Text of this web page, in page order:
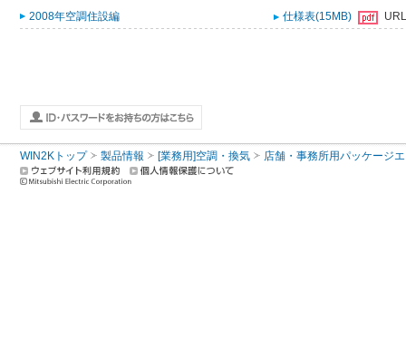
2008年空調住設編 仕様表(15MB) URL
WIN2Kトップ 製品情報 [業務用]空調・換気 店舗・事務所用パッケージ